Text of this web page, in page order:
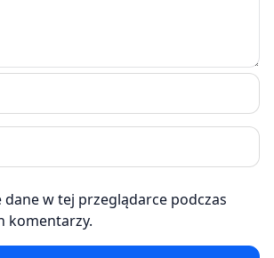
w tej przeglądarce podczas
komentarzy.